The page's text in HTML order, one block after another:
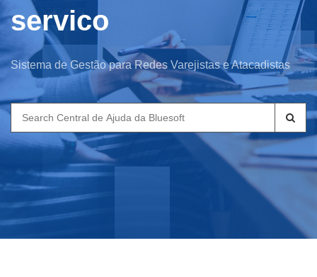
servico
Sistema de Gestão para Redes Varejistas e Atacadistas
Search
for: